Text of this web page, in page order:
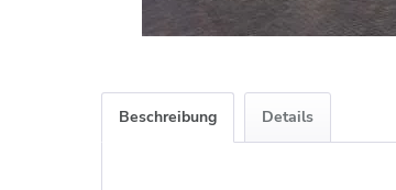
Beschreibung Details